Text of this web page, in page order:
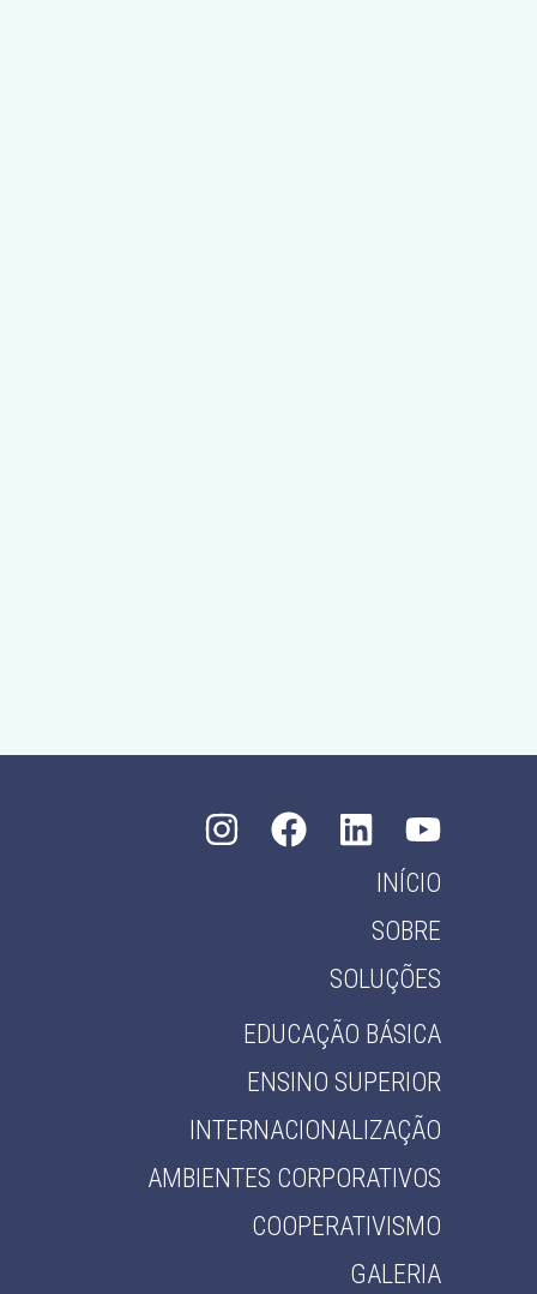
INÍCIO
SOBRE
SOLUÇÕES
EDUCAÇÃO BÁSICA
ENSINO SUPERIOR
INTERNACIONALIZAÇÃO
AMBIENTES CORPORATIVOS
COOPERATIVISMO
GALERIA